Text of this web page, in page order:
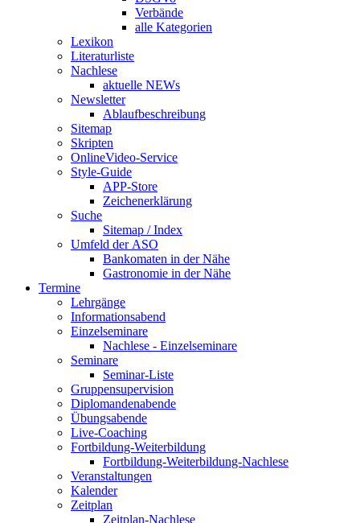
Verbände
alle Kategorien
Lexikon
Literaturliste
Nachlese
aktuelle NEWs
Newsletter
Ablaufbeschreibung
Sitemap
Skripten
OnlineVideo-Service
Style-Guide
APP-Store
Zeichenerklärung
Suche
Sitemap / Index
Umfeld der ASO
Bankomaten in der Nähe
Gastronomie in der Nähe
Termine
Lehrgänge
Informationsabend
Einzelseminare
Nachlese - Einzelseminare
Seminare
Seminar-Liste
Gruppensupervision
Diplomandenabende
Übungsabende
Live-Coaching
Fortbildung-Weiterbildung
Fortbildung-Weiterbildung-Nachlese
Veranstaltungen
Kalender
Zeitplan
Zeitplan-Nachlese